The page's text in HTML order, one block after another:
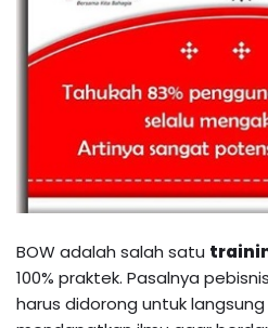
BOW adalah salah satu
100% praktek. Pasalnya
harus didorong untuk